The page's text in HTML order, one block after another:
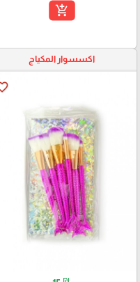
add_shopping_cart
اكسسوار المكياج
₪